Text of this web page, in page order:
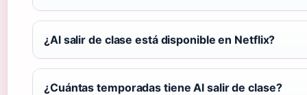
¿Al salir de clase está disponible en Netflix?
¿Cuántas temporadas tiene Al salir de clase?